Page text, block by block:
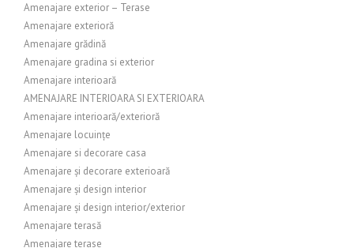
Amenajare exterior – Terase
Amenajare exterioră
Amenajare grădină
Amenajare gradina si exterior
Amenajare interioară
AMENAJARE INTERIOARA SI EXTERIOARA
Amenajare interioară/exterioră
Amenajare locuințe
Amenajare si decorare casa
Amenajare și decorare exterioară
Amenajare și design interior
Amenajare și design interior/exterior
Amenajare terasă
Amenajare terase